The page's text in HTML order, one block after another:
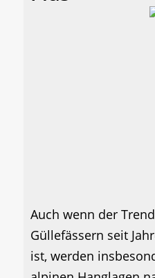
Auch wenn der
Güllefässern seit
ist, werden